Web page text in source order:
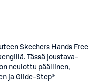
Skechers Hands Free
Tässä joustava-
neulottu päällinen,
ja Glide-Step®